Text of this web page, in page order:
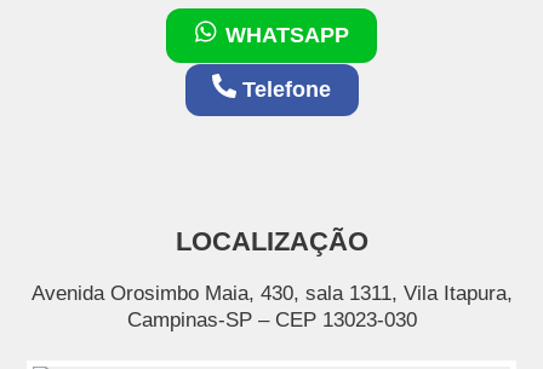
WHATSAPP
Telefone
LOCALIZAÇÃO
Avenida Orosimbo Maia, 430, sala 1311, Vila Itapura,
Campinas-SP – CEP 13023-030